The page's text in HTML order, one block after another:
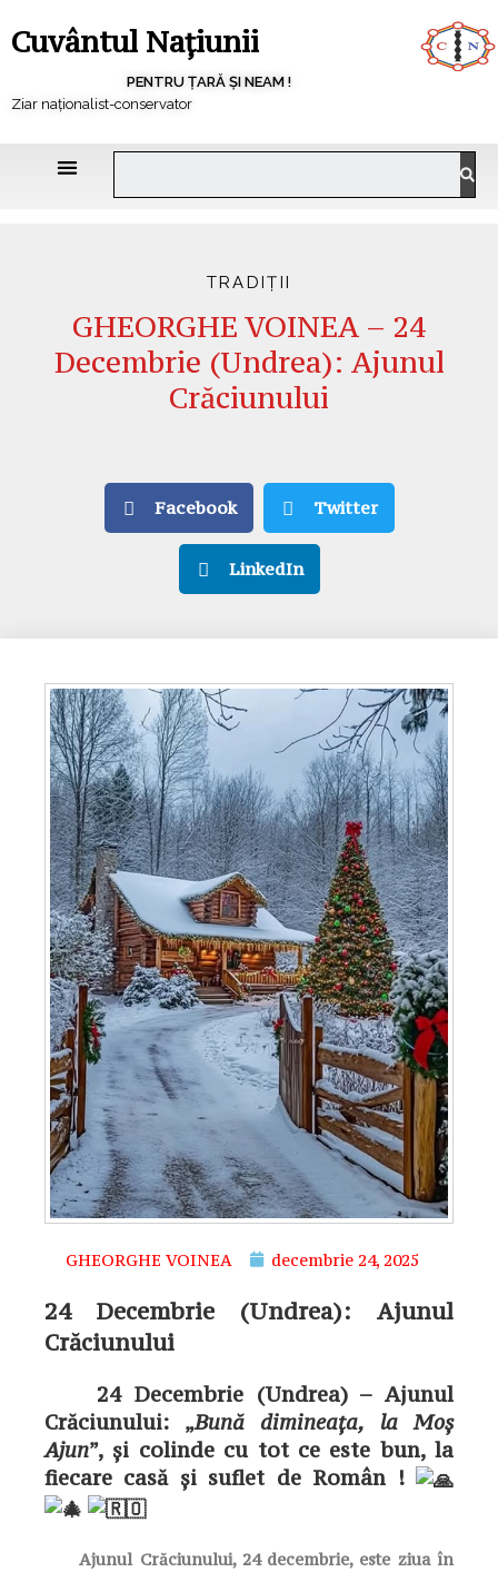
Cuvântul Națiunii
PENTRU ȚARĂ ȘI NEAM !
Ziar naționalist-conservator
TRADIȚII
GHEORGHE VOINEA – 24
Decembrie (Undrea): Ajunul
Crăciunului
Facebook Twitter
LinkedIn
GHEORGHE VOINEA decembrie 24, 2025
24 Decembrie (Undrea): Ajunul
Crăciunului
24 Decembrie (Undrea) – Ajunul
Crăciunului: „Bună dimineața, la Moș
Ajun”, și colinde cu tot ce este bun, la
fiecare casă și suflet de Român !
Ajunul Crăciunului, 24 decembrie, este ziua în